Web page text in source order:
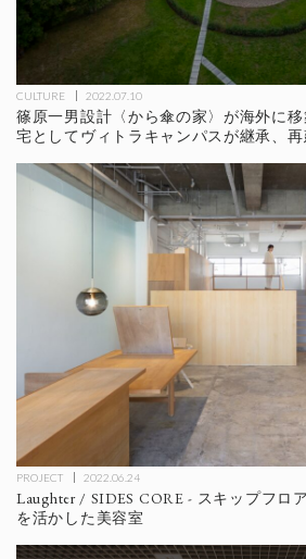
CULTURE 2022.07.10
篠原一男設計〈から傘の家〉が海外に
宅としてヴィトラキャンパスが継承、再
PROJECT 2022.06.24
Laughter / SIDES CORE - スキップフロ
を活かした美容室